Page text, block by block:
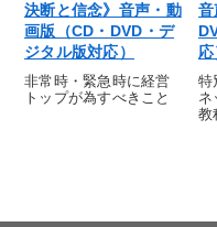
決断と信念》音声・動
画版（CD・DVD・デ
ジタル版対応）
非常時・緊急時に経営
トップが為すべきこと
音
応
特
ネ
教